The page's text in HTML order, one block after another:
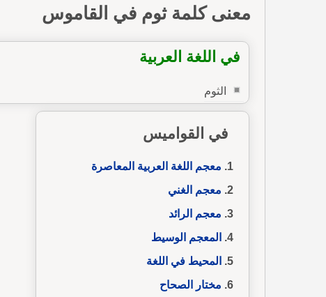
معنى كلمة ثوم في القاموس
في اللغة العربية
الثوم
في القواميس
معجم اللغة العربية المعاصرة
معجم الغني
معجم الرائد
المعجم الوسيط
المحيط في اللغة
مختار الصحاح